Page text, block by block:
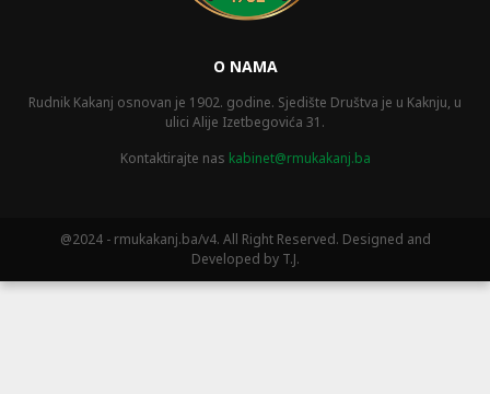
O NAMA
Rudnik Kakanj osnovan je 1902. godine. Sjedište Društva je u Kaknju, u
ulici Alije Izetbegovića 31.
Kontaktirajte nas kabinet@rmukakanj.ba
@2024 - rmukakanj.ba/v4. All Right Reserved. Designed and
Developed by T.J.